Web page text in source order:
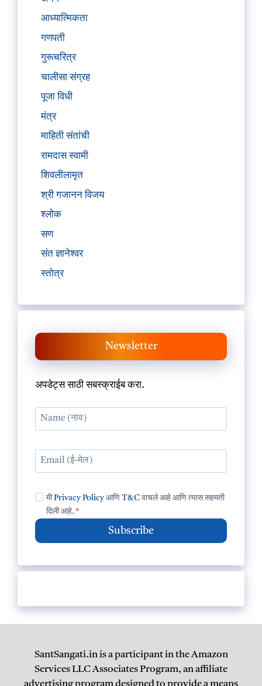
आध्यात्मिकता
गणपती
गुरूचरित्र
चालीसा संग्रह
पूजा विधी
मंत्र
माहिती संतांची
रामदास स्वामी
शिवलीलामृत
श्री गजानन विजय
श्लोक
सण
संत ज्ञानेश्वर
स्तोत्र
Newsletter
अपडेट्स साठी सबस्क्राईब करा.
मीPrivacy PolicyआणिT&C वाचले आहे आणि त्यास सहमती
दिली आहे. *
Subscribe
SantSangati.in is a participant in the Amazon
Services LLC Associates Program, an affiliate
advertising program designed to provide a means